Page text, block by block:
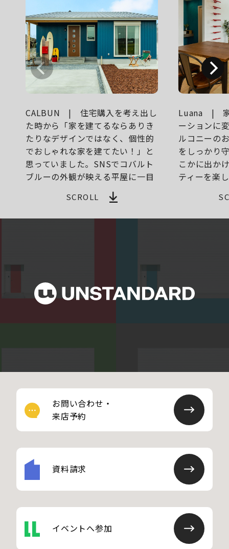
CALBUN | 住宅購入を考え出し
た時から「家を建てるならありき
たりなデザインではなく、個性的
でおしゃれな家を建てたい！」と
思っていました。SNSでコバルト
ブルーの外観が映える平屋に一目
惚れ。大きく取った掃き出し窓と
勾配天井でリビングには抜群の開
住んでからの楽しみ方がたくさん
広がりました。
SCROLL
Luana | 家
ーションに
ルコニーの
をしっかり
こかに出か
ティーを楽
ーヒーを飲
イベートを
した時間を
お問い合わせ・
来店予約
資料請求
イベントへ参加